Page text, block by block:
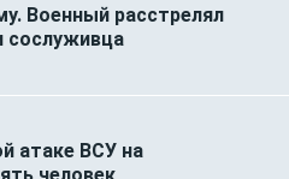
Военный расстрелял
сослуживца
атаке ВСУ на